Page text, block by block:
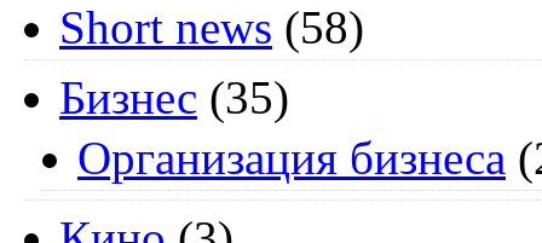
Short news (58)
Бизнес (35)
Организация бизнеса